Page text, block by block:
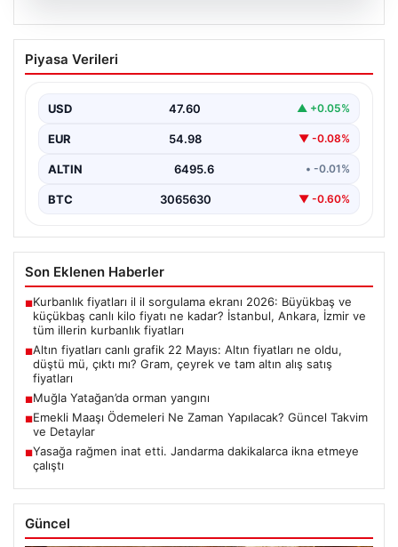
Altın fiyatları canlı grafik 22 Mayıs: Altın
fiyatları ne oldu, düştü mü, çıktı mı?
fiyatları
Piyasa Verileri
USD 47.60 ▲ +0.05%
EUR 54.98 ▼ -0.08%
ALTIN 6495.6 • -0.01%
BTC 3065630 ▼ -0.60%
Son Eklenen Haberler
■Kurbanlık fiyatları il il sorgulama ekranı 2026: Büyükbaş ve
küçükbaş canlı kilo fiyatı ne kadar? İstanbul, Ankara, İzmir ve
tüm illerin kurbanlık fiyatları
■Altın fiyatları canlı grafik 22 Mayıs: Altın fiyatları ne oldu,
düştü mü, çıktı mı? Gram, çeyrek ve tam altın alış satış
fiyatları
■Muğla Yatağan’da orman yangını
■Emekli Maaşı Ödemeleri Ne Zaman Yapılacak? Güncel Takvim
ve Detaylar
■Yasağa rağmen inat etti. Jandarma dakikalarca ikna etmeye
çalıştı
Güncel